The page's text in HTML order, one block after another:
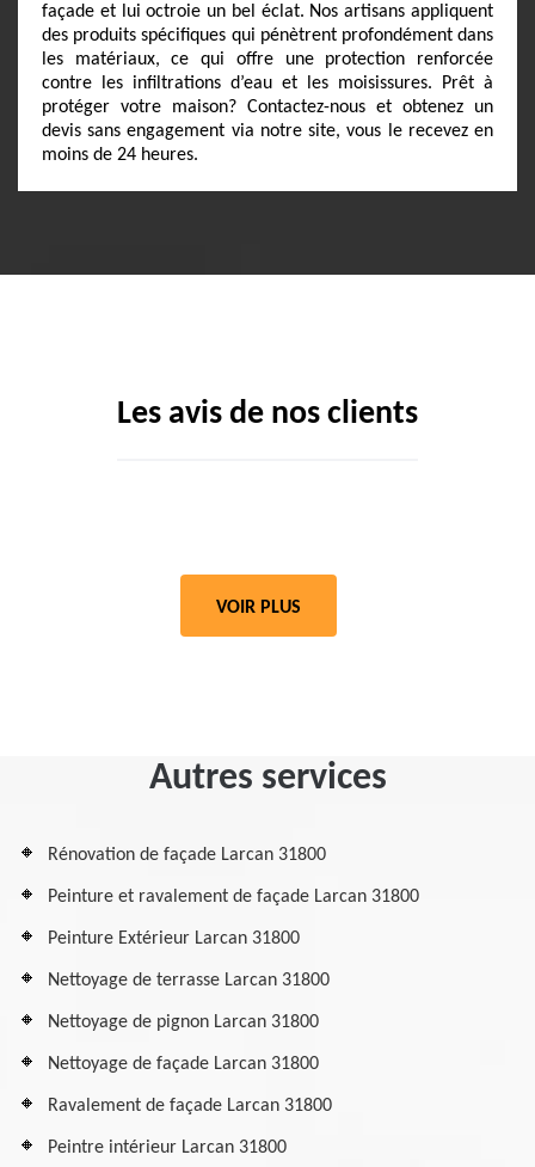
façade et lui octroie un bel éclat. Nos artisans appliquent
des produits spécifiques qui pénètrent profondément dans
les matériaux, ce qui offre une protection renforcée
contre les infiltrations d’eau et les moisissures. Prêt à
protéger votre maison? Contactez-nous et obtenez un
devis sans engagement via notre site, vous le recevez en
moins de 24 heures.
Les avis de nos clients
VOIR PLUS
Autres services
Rénovation de façade Larcan 31800
Peinture et ravalement de façade Larcan 31800
Peinture Extérieur Larcan 31800
Nettoyage de terrasse Larcan 31800
Nettoyage de pignon Larcan 31800
Nettoyage de façade Larcan 31800
Ravalement de façade Larcan 31800
Peintre intérieur Larcan 31800